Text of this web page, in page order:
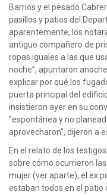
Barrios y el pesado
pasillos y patios del
aparentemente, los
antiguo compañero de
ropas iguales a las que
noche”, apuntaron
explicar por qué los
puerta principal del
insistieron ayer en su
“espontánea y no
aprovecharon”, dijeron a
En el relato de los
sobre cómo ocurrieron
mujer (ver aparte), el ex
estaban todos en el patio